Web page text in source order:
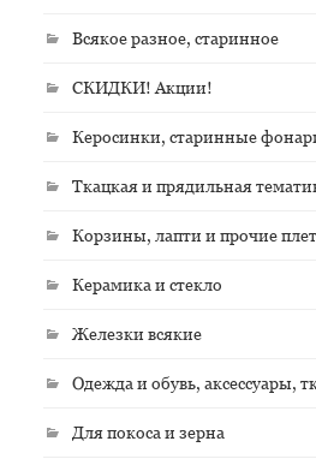
Всякое разное, старинное
СКИДКИ! Акции!
Керосинки, старинные
Ткацкая и прядильная
Корзины, лапти и прочие
Керамика и стекло
Железки всякие
Одежда и обувь, аксессуары,
Для покоса и зерна